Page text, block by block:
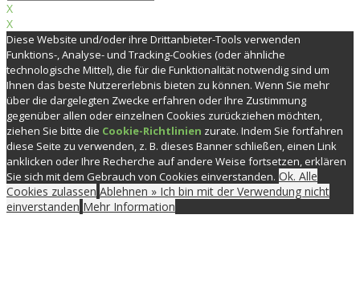
X
X
Diese Website und/oder ihre Drittanbieter-Tools verwenden
Funktions-, Analyse- und Tracking-Cookies (oder ähnliche
technologische Mittel), die für die Funktionalität notwendig sind um
Ihnen das beste Nutzererlebnis bieten zu können. Wenn Sie mehr
über die dargelegten Zwecke erfahren oder Ihre Zustimmung
gegenüber allen oder einzelnen Cookies zurückziehen möchten,
ziehen Sie bitte die Cookie-Richtlinien zurate. Indem Sie fortfahren
diese Seite zu verwenden, z. B. dieses Banner schließen, einen Link
anklicken oder Ihre Recherche auf andere Weise fortsetzen, erklären
Sie sich mit dem Gebrauch von Cookies einverstanden. Ok. Alle
Cookies zulassen Ablehnen » Ich bin mit der Verwendung nicht
einverstanden Mehr Information